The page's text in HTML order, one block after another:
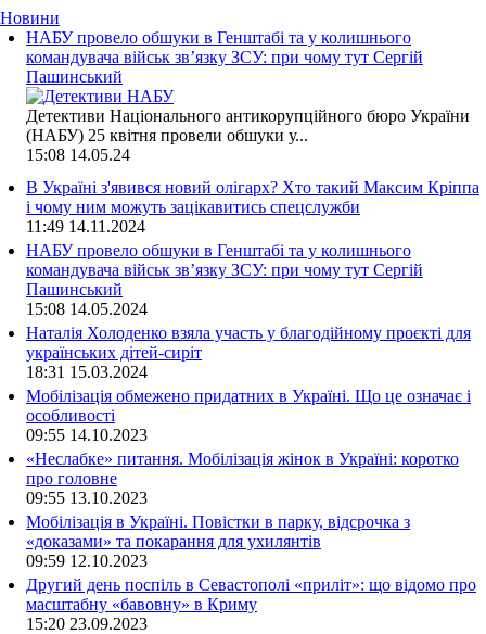
Новини
НАБУ провело обшуки в Генштабі та у колишнього
командувача військ зв’язку ЗСУ: при чому тут Сергій
Пашинський
Детективи Національного антикорупційного бюро України
(НАБУ) 25 квітня провели обшуки у...
15:08 14.05.24
В Україні з'явився новий олігарх? Хто такий Максим Кріппа
і чому ним можуть зацікавитись спецслужби
11:49 14.11.2024
НАБУ провело обшуки в Генштабі та у колишнього
командувача військ зв’язку ЗСУ: при чому тут Сергій
Пашинський
15:08 14.05.2024
Наталія Холоденко взяла участь у благодійному проєкті для
українських дітей-сиріт
18:31 15.03.2024
Мобілізація обмежено придатних в Україні. Що це означає і
особливості
09:55 14.10.2023
«Неслабке» питання. Мобілізація жінок в Україні: коротко
про головне
09:55 13.10.2023
Мобілізація в Україні. Повістки в парку, відсрочка з
«доказами» та покарання для ухилянтів
09:59 12.10.2023
Другий день поспіль в Севастополі «приліт»: що відомо про
масштабну «бавовну» в Криму
15:20 23.09.2023